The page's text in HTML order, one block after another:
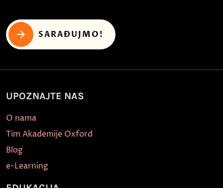
SARAĐUJMO!
UPOZNAJTE NAS
O nama
Tim Akademije Oxford
Blog
e-Learning